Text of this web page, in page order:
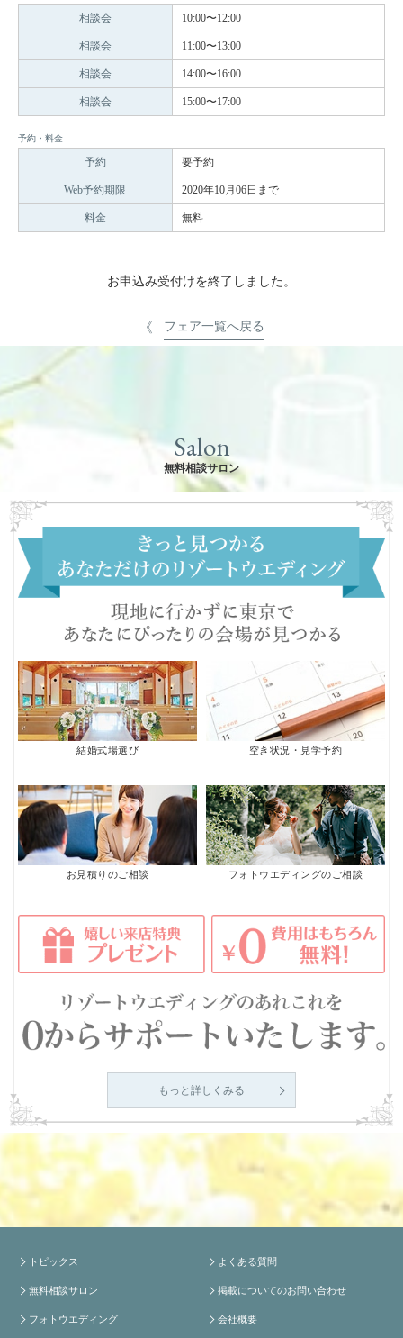
相談会 10:00〜12:00
相談会 11:00〜13:00
相談会 14:00〜16:00
相談会 15:00〜17:00
予約・料金
予約 要予約
Web予約期限 2020年10月06日まで
料金 無料
お申込み受付けを終了しました。
フェア一覧へ戻る
Salon
無料相談サロン
結婚式場選び 空き状況・見学予約
お見積りのご相談 フォトウエディングのご相談
もっと詳しくみる
トピックス
無料相談サロン
フォトウエディング
よくある質問
掲載についてのお問い合わせ
会社概要